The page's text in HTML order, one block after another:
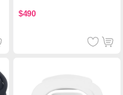
機/平板/筆電
$490